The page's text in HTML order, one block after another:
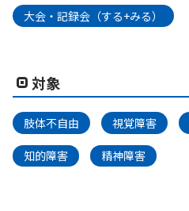
大会・記録会（する+みる）
対象
肢体不自由 視覚障害
知的障害 精神障害